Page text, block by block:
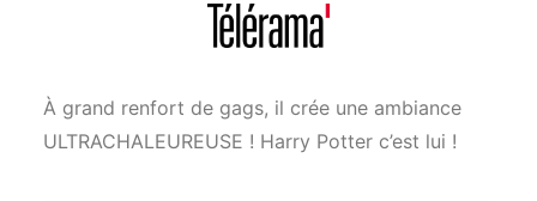
À grand renfort de gags, il crée une ambiance
ULTRACHALEUREUSE ! Harry Potter c’est lui !